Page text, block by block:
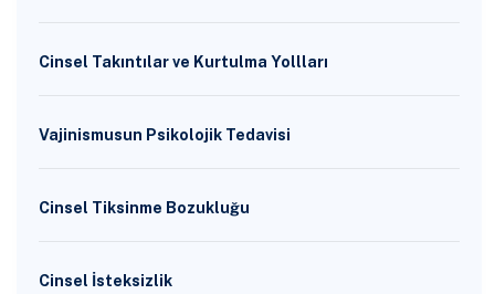
Cinsel Takıntılar ve Kurtulma Yollları
Vajinismusun Psikolojik Tedavisi
Cinsel Tiksinme Bozukluğu
Cinsel İsteksizlik